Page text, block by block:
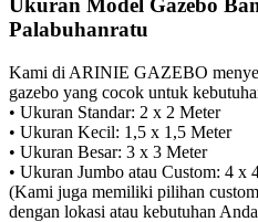
Ukuran Model Gazebo
Palabuhanratu
Kami di ARINIE GAZEBO
gazebo yang cocok untuk
• Ukuran Standar: 2 x 2 Meter
• Ukuran Kecil: 1,5 x 1,5 Meter
• Ukuran Besar: 3 x 3 Meter
• Ukuran Jumbo atau Custom: 4 x
(Kami juga memiliki pilihan
dengan lokasi atau kebutuhan